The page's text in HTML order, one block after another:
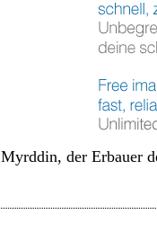
Myrddin, der Erbauer